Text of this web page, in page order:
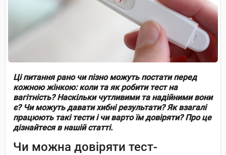
Ці питання рано чи пізно можуть постати перед
кожною жінкою: коли та як робити тест на
вагітність? Наскільки чутливими та надійними вони
є? Чи можуть давати хибні результати? Як взагалі
працюють такі тести і чи варто їм довіряти? Про це
дізнайтеся в нашій статті.
Чи можна довіряти тест-